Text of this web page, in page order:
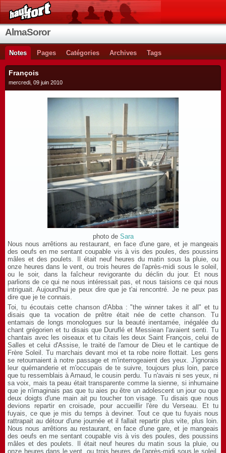
AlmaSoror
Notes Pages Catégories Archives Tags
François
mercredi, 09 juin 2010
photo de Sara
Nous nous arrêtions au restaurant, en face d'une gare, et je mangeais
des oeufs en me sentant coupable vis à vis des poules, des poussins
mâles et des poulets. Il était neuf heures du matin sous la pluie, ou
onze heures dans le vent, ou trois heures de l'après-midi sous le soleil,
ou le soir, dans la faîcheur revigorante du déclin du jour. Et nous
parlions de ce qui ne nous intéressait pas, et nous taisions ce qui nous
intriguait. Aujourd'hui je peux dire que je t'ai rencontré. Je ne peux pas
dire que je te connais.
Toi, tu écoutais cette chanson d'Abba : "the winner takes it all" et tu
disais que ta vocation de prêtre était née de cette chanson. Tu
entamais de longs monologues sur la beauté inentamée, inégalée du
chant grégorien et tu disais que Duruflé et Messiean l'avaient senti. Tu
chantais avec les oiseaux et tu citais les deux Saint François, celui de
Salles et celui d'Assise, le traité de l'amour de Dieu et le cantique de
Frère Soleil. Tu marchais devant moi et ta robe noire flottait. Les gens
se retournaient à notre passage et m'interrogeaient des yeux. J'ignorais
leur quémanderie et m'occupais de te suivre, toujours plus loin, parce
que tu ressemblais à Arnaud, le cousin perdu. Tu n'avais ni ses yeux, ni
sa voix, mais ta peau était transparente comme la sienne, si inhumaine
que je n'imaginais pas que tu aies pu être un adolescent un jour ou que
deux doigts d'une main ait pu toucher ton visage. Tu disais que nous
devions repartir en croisade, pour accueillir l'ère du Verseau. Et tu
fuyais, ce que je mis du temps à deviner. Tout ce que tu fuyais nous
rattrapait au détour d'une journée et il fallait repartir plus vite, plus loin.
Nous nous arrêtions au restaurant, en face d'une gare, et je mangeais
des oeufs en me sentant coupable vis à vis des poules, des poussins
mâles et des poulets. Il était neuf heures du matin sous la pluie, ou
onze heures dans le vent, ou trois heures de l'après-midi sous le soleil,